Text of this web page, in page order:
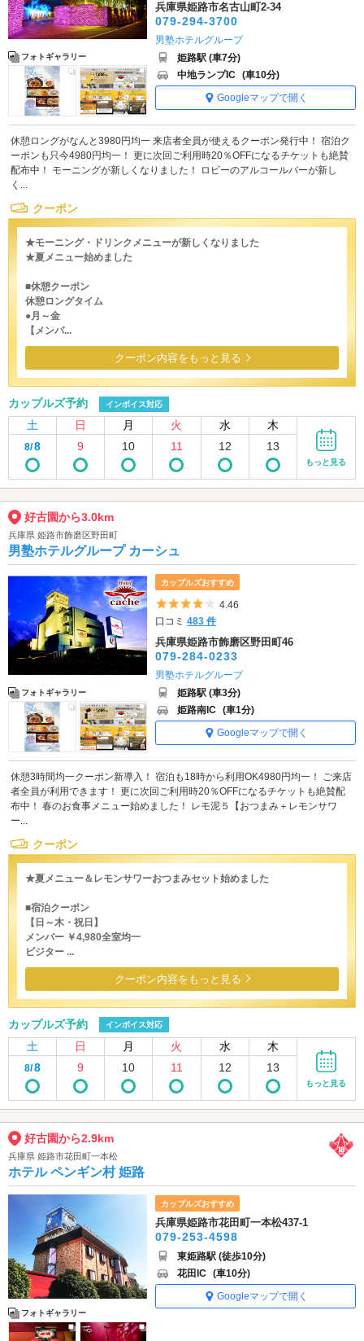
フォトギャラリー
兵庫県姫路市名古山町2-34
079-294-3700
男塾ホテルグループ
姫路駅 (車7分)
中地ランプIC (車10分)
Googleマップで開く
休憩ロングがなんと3980円均一 来店者全員が使えるクーポン発行中！ 宿泊ク
ーポンも只今4980円均一！ 更に次回ご利用時20％OFFになるチケットも絶賛
配布中！ モーニングが新しくなりました！ ロビーのアルコールバーが新し
く...
クーポン
★モーニング・ドリンクメニューが新しくなりました
★夏メニュー始めました
■休憩クーポン
休憩ロングタイム
●月～金
【メンバ...
クーポン内容をもっと見る
カップルズ予約 インボイス対応
土 日 月 火 水 木
8/8 9 10 11 12 13
もっと見る
好古園から3.0km
兵庫県 姫路市飾磨区野田町
男塾ホテルグループ カーシュ
フォトギャラリー
カップルズおすすめ
5つ星のうち4
4.46
口コミ483 件
兵庫県姫路市飾磨区野田町46
079-284-0233
男塾ホテルグループ
姫路駅 (車3分)
姫路南IC (車1分)
Googleマップで開く
休憩3時間均一クーポン新導入！ 宿泊も18時から利用OK4980円均一！ ご来店
者全員が利用できます！ 更に次回ご利用時20％OFFになるチケットも絶賛配
布中！ 春のお食事メニュー始めました！ レモ泥５【おつまみ＋レモンサワ
ー...
クーポン
★夏メニュー＆レモンサワーおつまみセット始めました
■宿泊クーポン
【日～木・祝日】
メンバー ￥4,980全室均一
ビジター ...
クーポン内容をもっと見る
カップルズ予約 インボイス対応
土 日 月 火 水 木
8/8 9 10 11 12 13
もっと見る
好古園から2.9km
兵庫県 姫路市花田町一本松
ホテル ペンギン村 姫路
フォトギャラリー
カップルズおすすめ
兵庫県姫路市花田町一本松437-1
079-253-4598
東姫路駅 (徒歩10分)
花田IC (車10分)
Googleマップで開く